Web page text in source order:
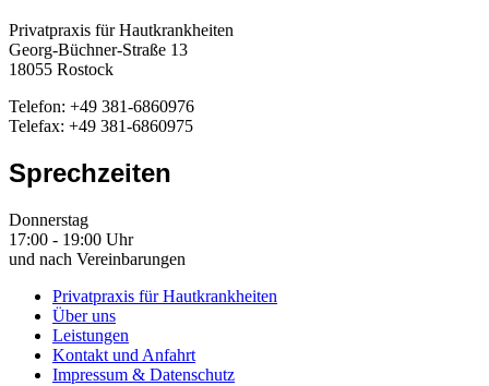
Privatpraxis für Hautkrankheiten
Georg-Büchner-Straße 13
18055 Rostock
Telefon: +49 381-6860976
Telefax: +49 381-6860975
Sprechzeiten
Donnerstag
17:00 - 19:00 Uhr
und nach Vereinbarungen
Privatpraxis für Hautkrankheiten
Über uns
Leistungen
Kontakt und Anfahrt
Impressum & Datenschutz